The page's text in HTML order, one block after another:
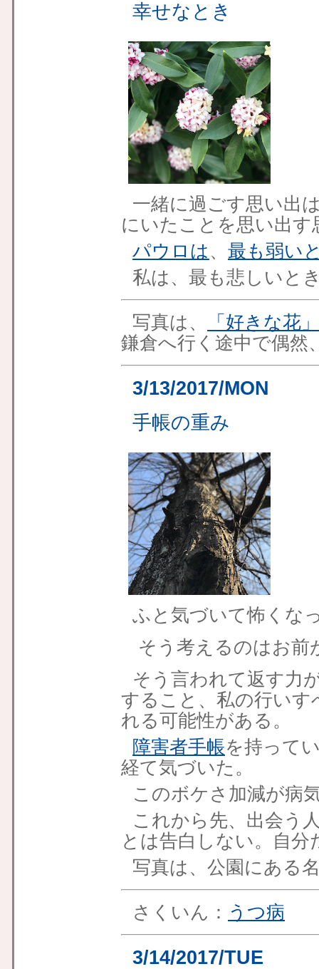
幸せなとき
一緒に過ごす思い出
にいたことを思い出
パウロは 、 最も弱い
私は、最も悲しいと
写真は、
「好きな花
鎌倉へ行く途中で偶然
3/13/2017/MON
手帳の重み
ふと気づいて怖くな
そう考えるのはお前
そう言われて返す力
すること、私の行いす
れる可能性がある。
障害者手帳を持って
経て気づいた。
このボケさ加減が病
これから先、出会う
とは告白しない。自分
写真は、公園にある
さくいん： うつ病
3/14/2017/TUE